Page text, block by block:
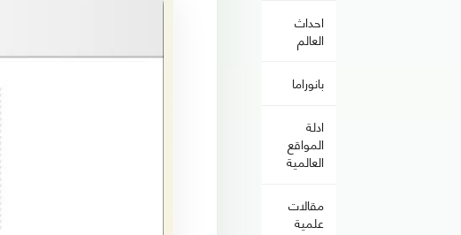
احداث
العالم
بانوراما
ادلة
المواقع
العالمية
مقالات
علمية